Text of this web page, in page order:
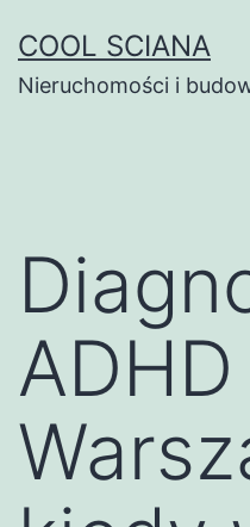
do
treści
COOL SCIANA
Nieruchomości i
ADHD